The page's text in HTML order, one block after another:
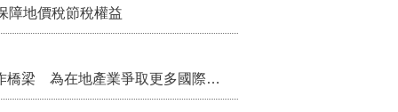
障地價稅節稅權益
把握國際交流契機 苗栗縣政府搭建海外合作橋梁 為在地產業爭取更多國際市場機會